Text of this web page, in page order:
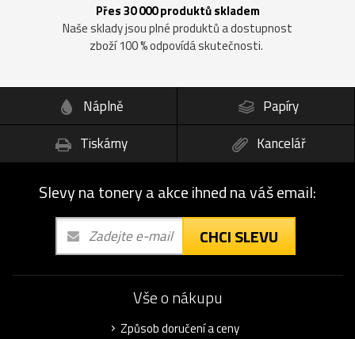
Přes 30 000 produktů skladem
Naše sklady jsou plné produktů a dostupnost
zboží 100 % odpovídá skutečnosti.
Náplně
Papíry
Tiskárny
Kancelář
Slevy na tonery a akce ihned na váš email:
CHCI SLEVU
Vše o nákupu
Způsob doručení a ceny